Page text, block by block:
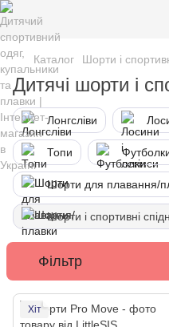
Каталог Шорти і
Дитячі шорти і
Лонгсліви
Топи
Шорти для плавання/
Шорти і спортивні
Фільтр
Хіт